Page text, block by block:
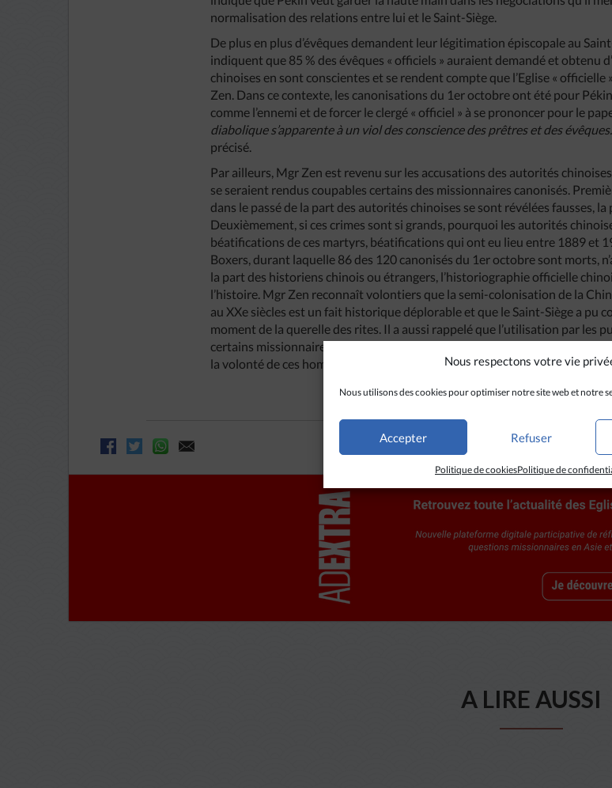
Nous respectons votre vie
Nous utilisons des cookies pour optimiser notre site web et notre
Accepter Refuser
Politique de cookiesPolitique de
normalisation des relations entre lui et le Saint-Siège.
De plus en plus d’évêques demandent leur légitimation épiscopale au
indiquent que 85 % des évêques « officiels » auraient demandé et obtenu
chinoises en sont conscientes et se rendent compte que l’Eglise «
Zen. Dans ce contexte, les canonisations du 1er octobre ont été pour
comme l’ennemi et de forcer le clergé « officiel » à se prononcer pour le
diaboliques’apparenteà un violdesconsciencedesprêtresetdesévêques.
précisé.
Par ailleurs, Mgr Zen est revenu sur les accusations des autorités
se seraient rendus coupables certains des missionnaires canonisés.
dans le passé de la part des autorités chinoises se sont révélées fausses,
Deuxièmement, si ces crimes sont si grands, pourquoi les autorités
béatifications de ces martyrs, béatifications qui ont eu lieu entre 1889 et
Boxers, durant laquelle 86 des 120 canonisés du 1er octobre sont morts,
la part des historiens chinois ou étrangers, l’historiographie officielle
l’histoire. Mgr Zen reconnaît volontiers que la semi-colonisation de la
au XXe siècles est un fait historique déplorable et que le Saint-Siège a pu
moment de la querelle des rites. Il a aussi rappelé que l’utilisation par les
certains missionnaires comme prétexte pour entrer en guerre contre la
la volonté de ces hommes d’Eglise.
A LIRE AUSSI